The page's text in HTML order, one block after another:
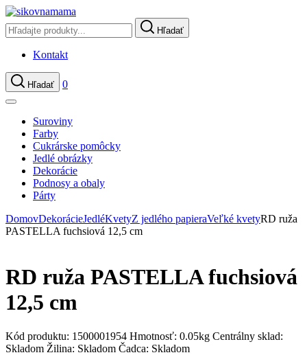
Hľadať
Kontakt
Hľadať 0
Suroviny
Farby
Cukrárske pomôcky
Jedlé obrázky
Dekorácie
Podnosy a obaly
Párty
DomovDekorácieJedléKvetyZ jedlého papieraVeľké kvetyRD ruža
PASTELLA fuchsiová 12,5 cm
RD ruža PASTELLA fuchsiová
12,5 cm
Kód produktu: 1500001954 Hmotnosť: 0.05kg Centrálny sklad:
Skladom Žilina: Skladom Čadca: Skladom